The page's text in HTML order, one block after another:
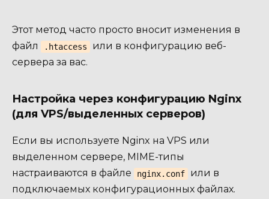
Этот метод часто просто вносит изменения в
файл
.htaccess
или в конфигурацию веб-
сервера за вас.
Настройка через конфигурацию Nginx
(для VPS/выделенных серверов)
Если вы используете Nginx на VPS или
выделенном сервере, MIME-типы
настраиваются в файле
nginx.conf
или в
подключаемых конфигурационных файлах.